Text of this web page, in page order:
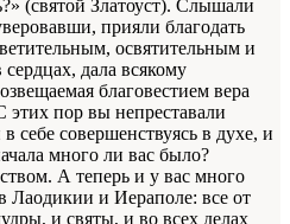
(святой Златоуст). Слышали
прияли благодать
освятительным и
дала всякому
благовестием вера
этих пор вы непреставали
себе совершенствуясь в духе, и
много ли вас было?
А теперь и у вас много
Лаодикии и Иераполе: все от
и святы, и во всех делах